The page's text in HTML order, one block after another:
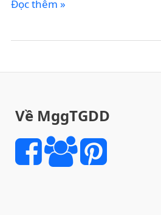
Lịch
Di
Động
–
Đọc thêm »
Về MggTGDD